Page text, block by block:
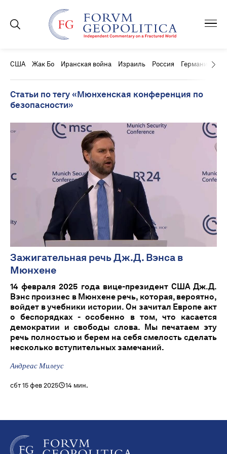
США Жак Бо Иранская война Израиль Россия Германия
Статьи по тегу «Мюнхенская конференция по
безопасности»
Зажигательная речь Дж.Д. Вэнса в
Мюнхене
14 февраля 2025 года вице-президент США Дж.Д.
Вэнс произнес в Мюнхене речь, которая, вероятно,
войдет в учебники истории. Он зачитал Европе акт
о беспорядках - особенно в том, что касается
демократии и свободы слова. Мы печатаем эту
речь полностью и берем на себя смелость сделать
несколько вступительных замечаний.
Андреас Милеус
сбт 15 фев 2025 14 мин.